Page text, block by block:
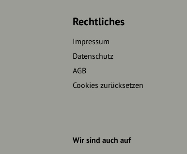
Rechtliches
Impressum
Datenschutz
AGB
Cookies zurücksetzen
Wir sind auch auf